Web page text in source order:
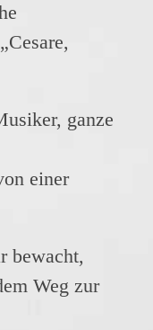
ganze
einer
bewacht,
Weg zur